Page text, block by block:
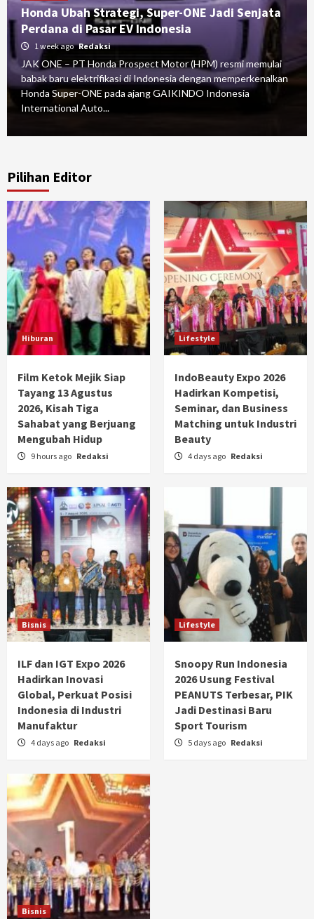
Honda Ubah Strategi, Super-ONE Jadi Senjata
Perdana di Pasar EV Indonesia
1 week ago Redaksi
JAK ONE – PT Honda Prospect Motor (HPM) resmi memulai
babak baru elektrifikasi di Indonesia dengan memperkenalkan
Honda Super-ONE pada ajang GAIKINDO Indonesia
International Auto...
Pilihan Editor
Hiburan
Film Ketok Mejik Siap
Tayang 13 Agustus
2026, Kisah Tiga
Sahabat yang Berjuang
Mengubah Hidup
9 hours ago Redaksi
Lifestyle
IndoBeauty Expo 2026
Hadirkan Kompetisi,
Seminar, dan Business
Matching untuk Industri
Beauty
4 days ago Redaksi
Bisnis
ILF dan IGT Expo 2026
Hadirkan Inovasi
Global, Perkuat Posisi
Indonesia di Industri
Manufaktur
4 days ago Redaksi
Lifestyle
Snoopy Run Indonesia
2026 Usung Festival
PEANUTS Terbesar, PIK
Jadi Destinasi Baru
Sport Tourism
5 days ago Redaksi
Bisnis